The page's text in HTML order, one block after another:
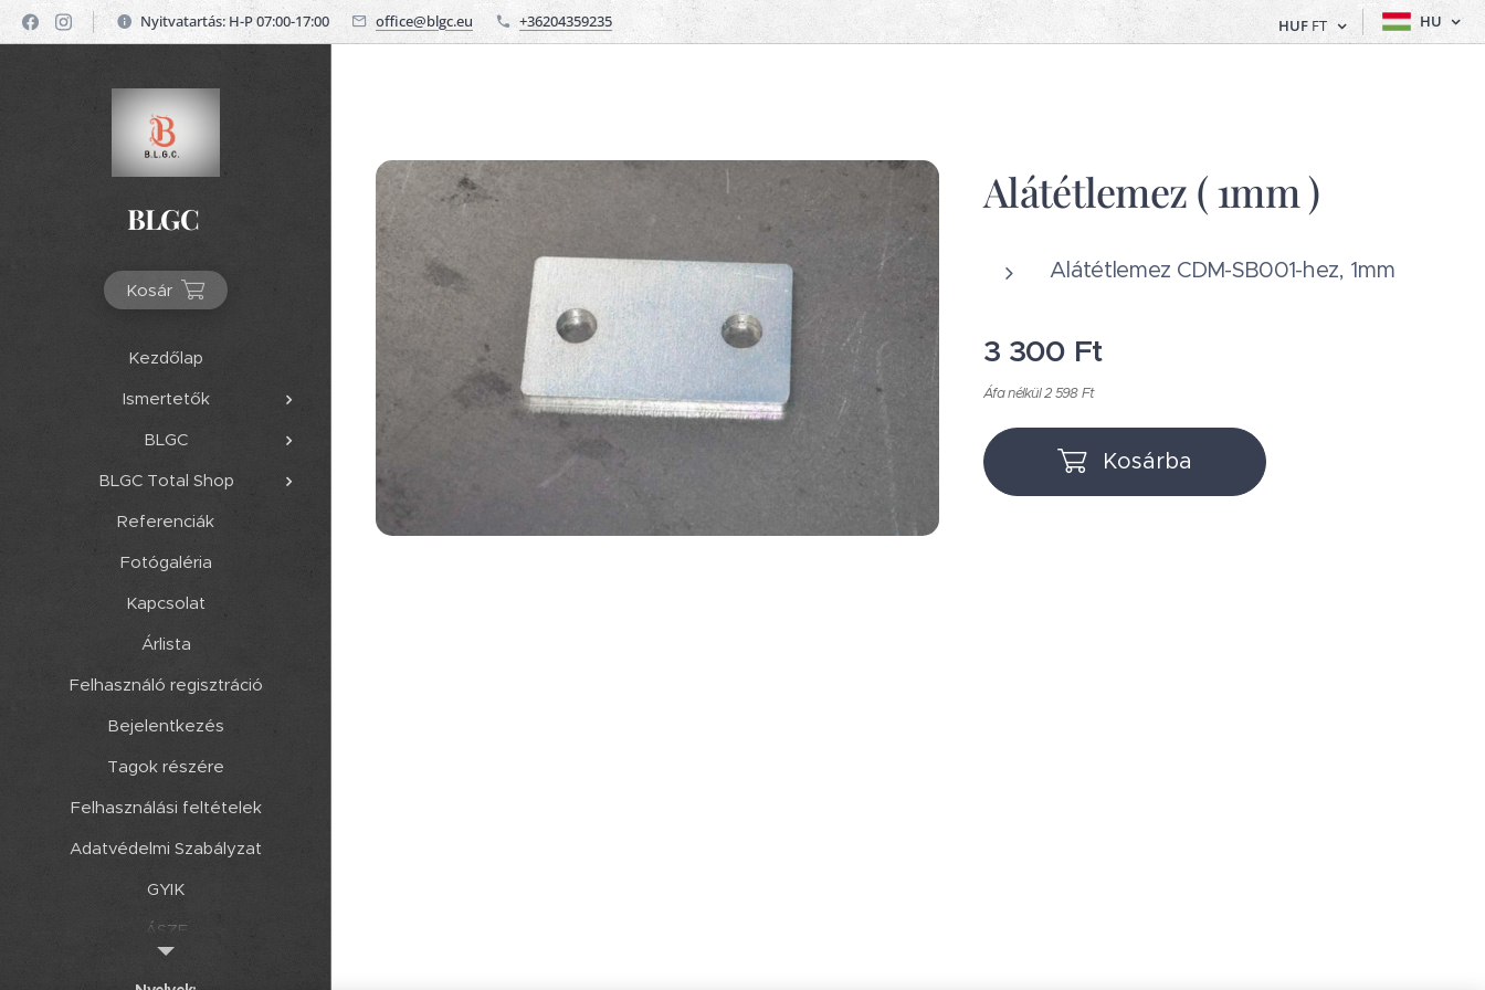
Nyitvatartás: H-P 07:00-17:00 office@blgc.eu +36204359235 HUFFT HU
BLGC
Kosár
Kezdőlap
Ismertetők
BLGC
BLGC Total Shop
Referenciák
Fotógaléria
Kapcsolat
Árlista
Felhasználó regisztráció
Bejelentkezés
Tagok részére
Felhasználási feltételek
Adatvédelmi Szabályzat
GYIK
ÁSZF
Alátétlemez ( 1mm )
Alátétlemez CDM-SB001-hez, 1mm
3 300 Ft
Áfa nélkül 2 598 Ft
Kosárba